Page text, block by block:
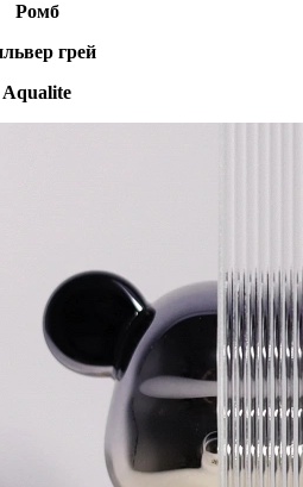
Ромб
грей
Aqualite